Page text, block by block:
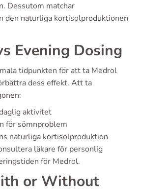
Dessutom matchar
den naturliga kortisolproduktionen
Evening Dosing
tidpunkten för att ta Medrol
dess effekt. Att ta
aktivitet
för sömnproblem
naturliga kortisolproduktion
läkare för personlig
för Medrol.
or Without